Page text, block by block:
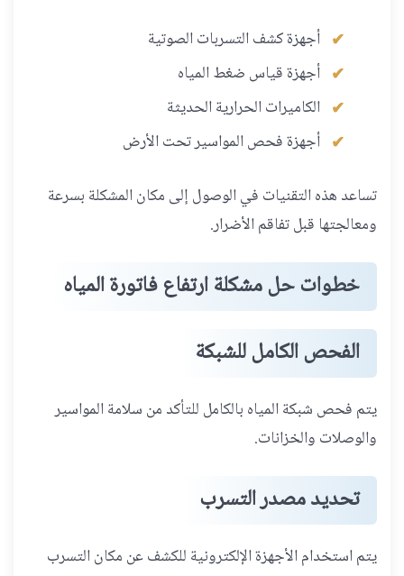
أجهزة كشف التسربات الصوتية
أجهزة قياس ضغط المياه
الكاميرات الحرارية الحديثة
أجهزة فحص المواسير تحت الأرض
تساعد هذه التقنيات في الوصول إلى مكان المشكلة بسرعة
ومعالجتها قبل تفاقم الأضرار.
خطوات حل مشكلة ارتفاع فاتورة المياه
الفحص الكامل للشبكة
يتم فحص شبكة المياه بالكامل للتأكد من سلامة المواسير
والوصلات والخزانات.
تحديد مصدر التسرب
يتم استخدام الأجهزة الإلكترونية للكشف عن مكان التسرب